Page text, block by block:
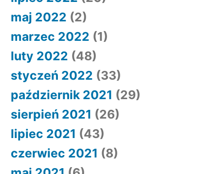
maj 2022 (2)
marzec 2022 (1)
luty 2022 (48)
styczeń 2022 (33)
październik 2021 (29)
sierpień 2021 (26)
lipiec 2021 (43)
czerwiec 2021 (8)